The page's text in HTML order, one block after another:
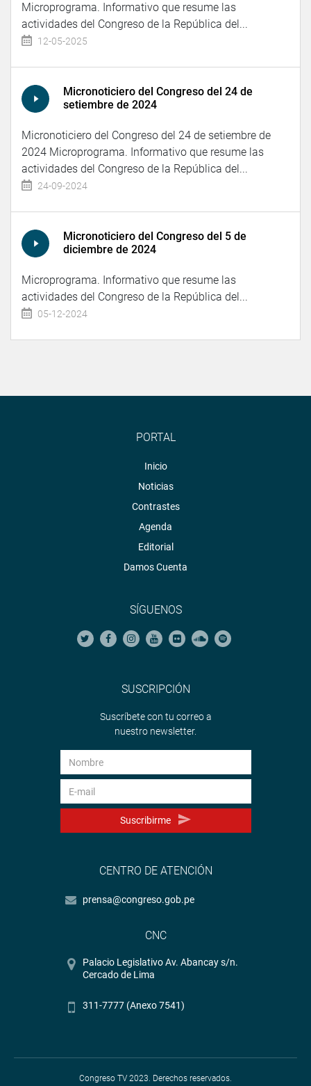
Microprograma. Informativo que resume las
actividades del Congreso de la República del...
12-05-2025
Micronoticiero del Congreso del 24 de
setiembre de 2024
Micronoticiero del Congreso del 24 de setiembre de
2024 Microprograma. Informativo que resume las
actividades del Congreso de la República del...
24-09-2024
Micronoticiero del Congreso del 5 de
diciembre de 2024
Microprograma. Informativo que resume las
actividades del Congreso de la República del...
05-12-2024
PORTAL
Inicio
Noticias
Contrastes
Agenda
Editorial
Damos Cuenta
SÍGUENOS
SUSCRIPCIÓN
Suscríbete con tu correo a
nuestro newsletter.
Suscribirme
CENTRO DE ATENCIÓN
prensa@congreso.gob.pe
CNC
Palacio Legislativo Av. Abancay s/n.
Cercado de Lima
311-7777 (Anexo 7541)
Congreso TV 2023. Derechos reservados.